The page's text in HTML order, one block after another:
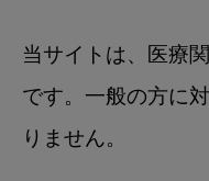
当サイトは、医療
です。一般の方に
りません。